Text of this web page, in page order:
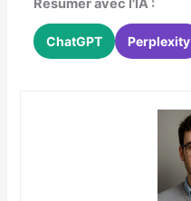
Résumer avec l'IA :
ChatGPT Perplexity